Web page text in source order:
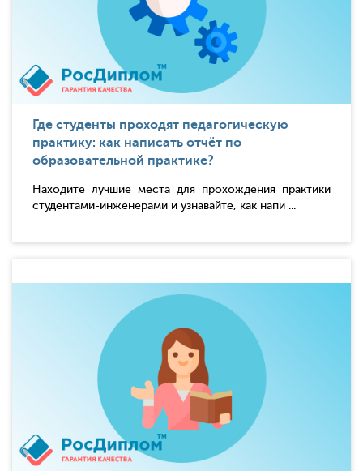
Где студенты проходят педагогическую
практику: как написать отчёт по
образовательной практике?
Находите лучшие места для прохождения практики
студентами-инженерами и узнавайте, как напи ...